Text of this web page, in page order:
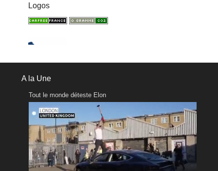
Logos
A la Une
Tout le monde déteste Elon